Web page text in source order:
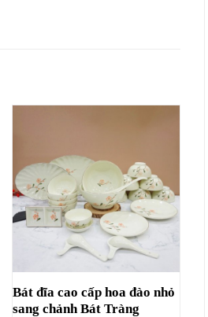
Bát đĩa cao cấp hoa đào nhỏ
sang chảnh Bát Tràng